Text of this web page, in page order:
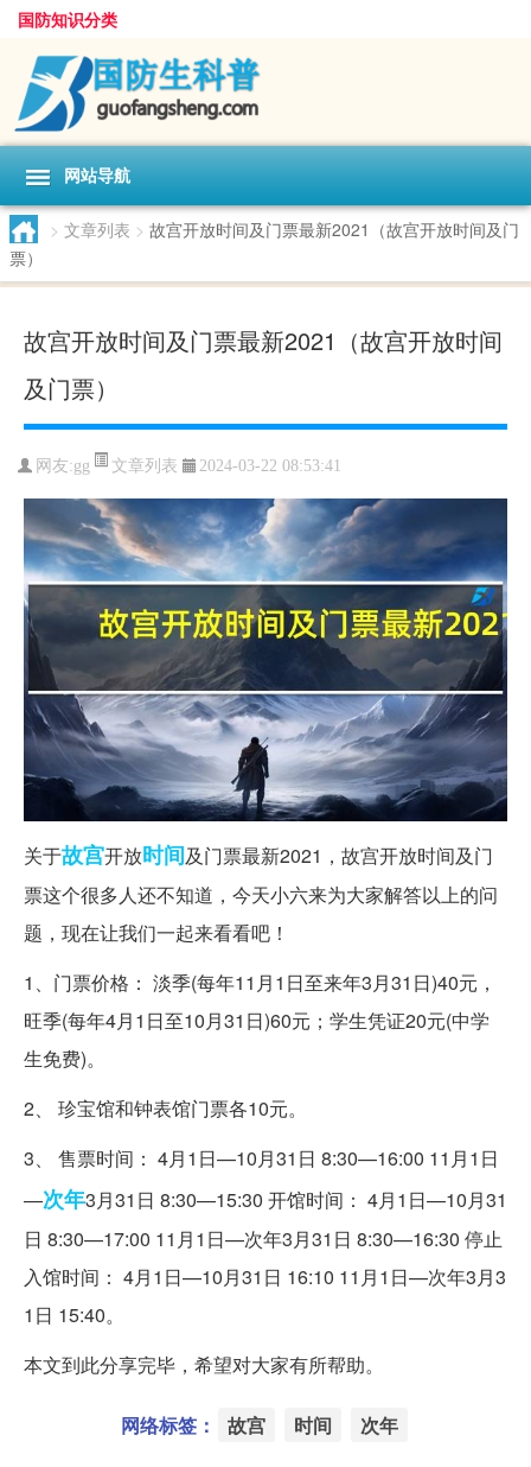
国防知识分类
网站导航
> 文章列表 > 故宫开放时间及门票最新2021（故宫开放时间及门
票）
故宫开放时间及门票最新2021（故宫开放时间
及门票）
网友:gg 文章列表 2024-03-22 08:53:41
关于故宫开放时间及门票最新2021，故宫开放时间及门
票这个很多人还不知道，今天小六来为大家解答以上的问
题，现在让我们一起来看看吧！
1、门票价格： 淡季(每年11月1日至来年3月31日)40元，
旺季(每年4月1日至10月31日)60元；学生凭证20元(中学
生免费)。
2、 珍宝馆和钟表馆门票各10元。
3、 售票时间： 4月1日—10月31日 8:30—16:00 11月1日
—次年3月31日 8:30—15:30 开馆时间： 4月1日—10月31
日 8:30—17:00 11月1日—次年3月31日 8:30—16:30 停止
入馆时间： 4月1日—10月31日 16:10 11月1日—次年3月3
1日 15:40。
本文到此分享完毕，希望对大家有所帮助。
网络标签： 故宫 时间 次年